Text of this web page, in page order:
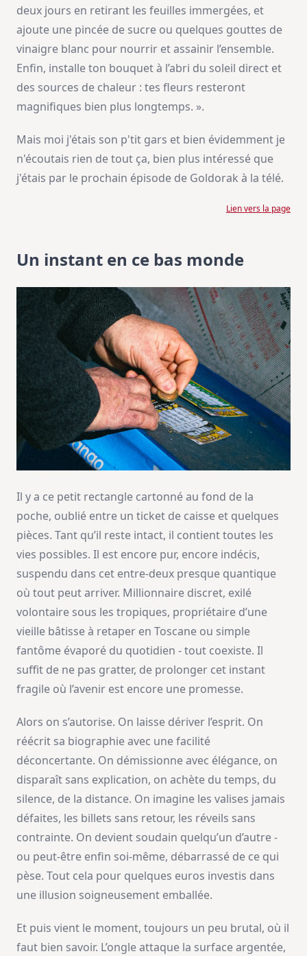
deux jours en retirant les feuilles immergées, et
ajoute une pincée de sucre ou quelques gouttes de
vinaigre blanc pour nourrir et assainir l’ensemble.
Enfin, installe ton bouquet à l’abri du soleil direct et
des sources de chaleur : tes fleurs resteront
magnifiques bien plus longtemps. ».
Mais moi j'étais son p'tit gars et bien évidemment je
n'écoutais rien de tout ça, bien plus intéressé que
j'étais par le prochain épisode de Goldorak à la télé.
Lien vers la page
Un instant en ce bas monde
Il y a ce petit rectangle cartonné au fond de la
poche, oublié entre un ticket de caisse et quelques
pièces. Tant qu’il reste intact, il contient toutes les
vies possibles. Il est encore pur, encore indécis,
suspendu dans cet entre-deux presque quantique
où tout peut arriver. Millionnaire discret, exilé
volontaire sous les tropiques, propriétaire d’une
vieille bâtisse à retaper en Toscane ou simple
fantôme évaporé du quotidien - tout coexiste. Il
suffit de ne pas gratter, de prolonger cet instant
fragile où l’avenir est encore une promesse.
Alors on s’autorise. On laisse dériver l’esprit. On
réécrit sa biographie avec une facilité
déconcertante. On démissionne avec élégance, on
disparaît sans explication, on achète du temps, du
silence, de la distance. On imagine les valises jamais
défaites, les billets sans retour, les réveils sans
contrainte. On devient soudain quelqu’un d’autre -
ou peut-être enfin soi-même, débarrassé de ce qui
pèse. Tout cela pour quelques euros investis dans
une illusion soigneusement emballée.
Et puis vient le moment, toujours un peu brutal, où il
faut bien savoir. L’ongle attaque la surface argentée,